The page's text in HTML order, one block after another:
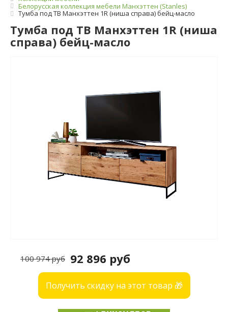
Белорусская коллекция мебели Манхэттен (Stanles)
Тумба под ТВ Манхэттен 1R (ниша справа) бейц-масло
Тумба под ТВ Манхэттен 1R (ниша
справа) бейц-масло
92 896 руб
100 974 руб
Получить скидку на этот товар 🎁